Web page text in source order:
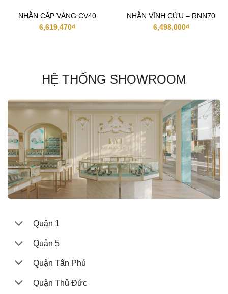
NHẪN CẶP VÀNG CV40
6,619,470₫
NHẪN VĨNH CỬU – RNN70
6,498,000₫
HỆ THỐNG SHOWROOM
Quận 1
Quận 5
Quận Tân Phú
Quận Thủ Đức